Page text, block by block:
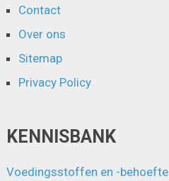
Contact
Over ons
Sitemap
Privacy Policy
KENNISBANK
Voedingsstoffen en -behoefte